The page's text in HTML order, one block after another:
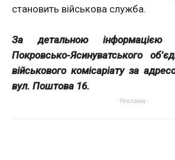
становить військова служба.
За детальною інформацією
Покровсько-Ясинуватського
військового комісаріату за
вул. Поштова 16.
- Реклама -